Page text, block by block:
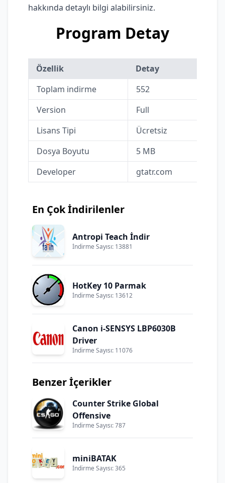
hakkında detaylı bilgi alabilirsiniz.
Program Detay
Özellik
Detay
Toplam indirme
552
Version
Full
Lisans Tipi
Ücretsiz
Dosya Boyutu
5 MB
Developer
gtatr.com
En Çok İndirilenler
Antropi Teach İndir
İndirme Sayısı: 13881
HotKey 10 Parmak
İndirme Sayısı: 13612
Canon i-SENSYS LBP6030B
Driver
İndirme Sayısı: 11076
Benzer İçerikler
Counter Strike Global
Offensive
İndirme Sayısı: 787
miniBATAK
İndirme Sayısı: 365